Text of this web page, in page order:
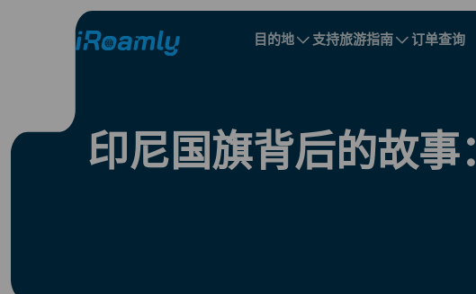
目的地 支持旅游指南 订单查询
区域eSIM
白俄罗斯
印尼国旗背后的故